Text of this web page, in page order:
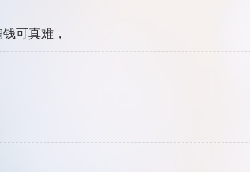
可真难，